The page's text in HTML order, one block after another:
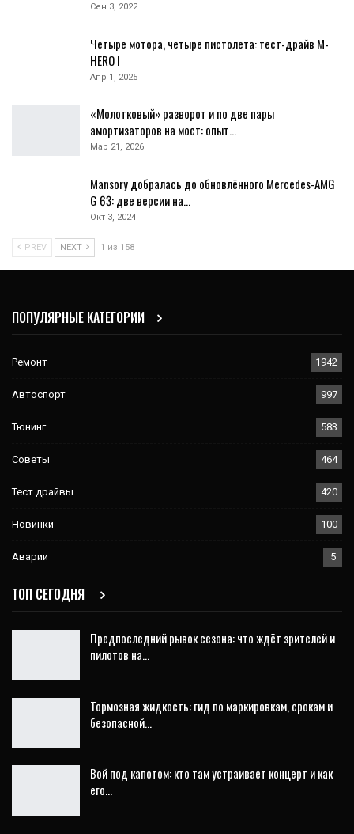
Сен 3, 2022
Четыре мотора, четыре пистолета: тест-драйв M-
HERO I
Апр 1, 2025
«Молотковый» разворот и по две пары
амортизаторов на мост: опыт…
Мар 21, 2026
Mansory добралась до обновлённого Mercedes-AMG
G 63: две версии на…
Окт 3, 2024
PREV NEXT 1 из 158
ПОПУЛЯРНЫЕ КАТЕГОРИИ
Ремонт 1942
Автоспорт 997
Тюнинг 583
Советы 464
Тест драйвы 420
Новинки 100
Аварии 5
ТОП СЕГОДНЯ
Предпоследний рывок сезона: что ждёт зрителей и
пилотов на…
Тормозная жидкость: гид по маркировкам, срокам и
безопасной…
Вой под капотом: кто там устраивает концерт и как
его…